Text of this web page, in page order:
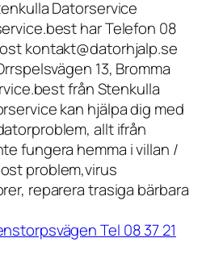
Datorservice
har Telefon 08
kontakt@datorhjalp.se
13, Bromma
från Stenkulla
kan hjälpa dig med
allt ifrån
fungera hemma i villan /
problem,virus
reparera trasiga bärbara
Tel 08 37 21